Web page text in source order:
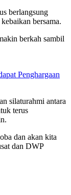
berlangsung
bersama.
berkah sambil
Penghargaan
silaturahmi antara
terus
dan akan kita
dan DWP